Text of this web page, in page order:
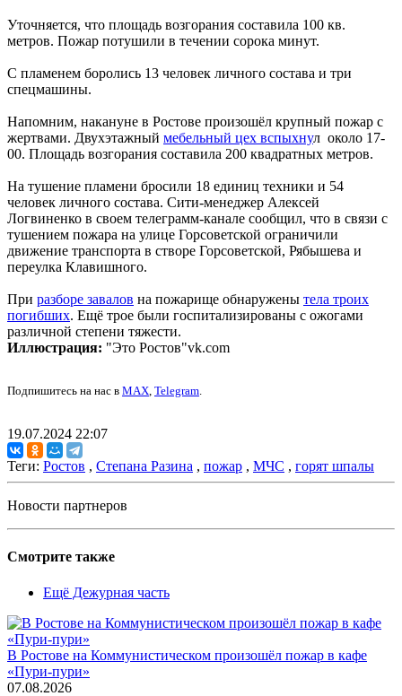
Уточняется, что площадь возгорания составила 100 кв.
метров. Пожар потушили в течении сорока минут.
С пламенем боролись 13 человек личного состава и три
спецмашины.
Напомним, накануне в Ростове произошёл крупный пожар с
жертвами. Двухэтажный мебельный цех вспыхнул около 17-
00. Площадь возгорания составила 200 квадратных метров.
На тушение пламени бросили 18 единиц техники и 54
человек личного состава. Сити-менеджер Алексей
Логвиненко в своем телеграмм-канале сообщил, что в связи с
тушением пожара на улице Горсоветской ограничили
движение транспорта в створе Горсоветской, Рябышева и
переулка Клавишного.
При разборе завалов на пожарище обнаружены тела троих
погибших. Ещё трое были госпитализированы с ожогами
различной степени тяжести.
Иллюстрация: "Это Ростов"vk.com
Подпишитесь на нас в MAX, Telegram.
19.07.2024 22:07
Теги: Ростов , Степана Разина , пожар , МЧС , горят шпалы
Новости партнеров
Смотрите также
Ещё Дежурная часть
В Ростове на Коммунистическом произошёл пожар в кафе
«Пури-пури»
07.08.2026